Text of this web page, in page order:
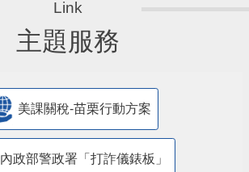
主題服務
美課關稅-苗栗行動方案
內政部警政署「打詐儀錶板」